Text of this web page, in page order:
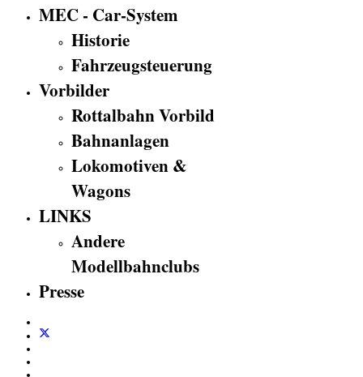
MEC - Car-System
Historie
Fahrzeugsteuerung
Vorbilder
Rottalbahn Vorbild
Bahnanlagen
Lokomotiven &
Wagons
LINKS
Andere
Modellbahnclubs
Presse